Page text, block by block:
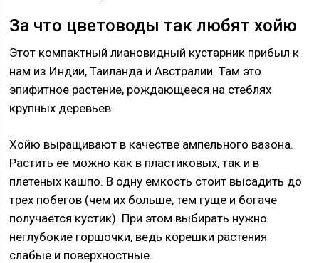
За что цветоводы так любят хойю
Этот компактный лиановидный кустарник прибыл к
нам из Индии, Таиланда и Австралии. Там это
эпифитное растение, рождающееся на стеблях
крупных деревьев.
Хойю выращивают в качестве ампельного вазона.
Растить ее можно как в пластиковых, так и в
плетеных кашпо. В одну емкость стоит высадить до
трех побегов (чем их больше, тем гуще и богаче
получается кустик). При этом выбирать нужно
неглубокие горшочки, ведь корешки растения
слабые и поверхностные.